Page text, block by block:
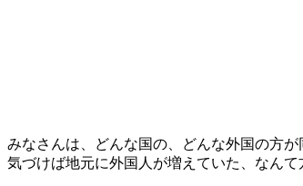
みなさんは、どんな国の、どんな外国の方
気づけば地元に外国人が増えていた、なん